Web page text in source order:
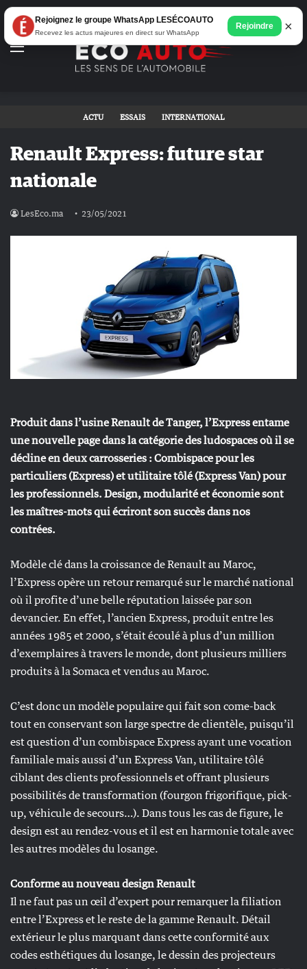
Menu
ACTU ESSAIS INTERNATIONAL
Renault Express: future star
nationale
LesEco.ma 23/05/2021
Produit dans l’usine Renault de Tanger, l’Express entame
une nouvelle page dans la catégorie des ludospaces où il se
décline en deux carrosseries : Combispace pour les
particuliers (Express) et utilitaire tôlé (Express Van) pour
les professionnels. Design, modularité et économie sont
les maîtres-mots qui écriront son succès dans nos
contrées.
Modèle clé dans la croissance de Renault au Maroc,
l’Express opère un retour remarqué sur le marché national
où il profite d’une belle réputation laissée par son
devancier. En effet, l’ancien Express, produit entre les
années 1985 et 2000, s’était écoulé à plus d’un million
d’exemplaires à travers le monde, dont plusieurs milliers
produits à la Somaca et vendus au Maroc.
C’est donc un modèle populaire qui fait son come-back
tout en conservant son large spectre de clientèle, puisqu’il
est question d’un combispace Express ayant une vocation
familiale mais aussi d’un Express Van, utilitaire tôlé
ciblant des clients professionnels et offrant plusieurs
possibilités de transformation (fourgon frigorifique, pick-
up, véhicule de secours…). Dans tous les cas de figure, le
design est au rendez-vous et il est en harmonie totale avec
les autres modèles du losange.
Conforme au nouveau design Renault
Il ne faut pas un œil d’expert pour remarquer la filiation
entre l’Express et le reste de la gamme Renault. Détail
extérieur le plus marquant dans cette conformité aux
codes esthétiques du losange, le dessin des projecteurs
Rejoignez le groupe WhatsApp LESÉCOAUTO
Recevez les actus majeures en direct sur WhatsApp
Rejoindre ×